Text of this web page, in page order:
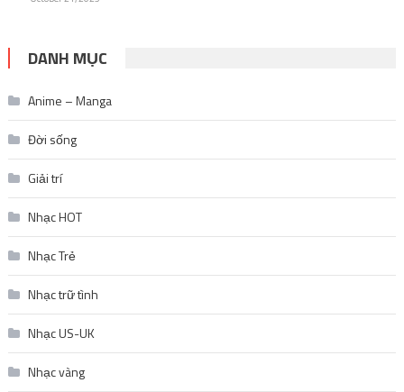
DANH MỤC
Anime – Manga
Đời sống
Giải trí
Nhạc HOT
Nhạc Trẻ
Nhạc trữ tình
Nhạc US-UK
Nhạc vàng